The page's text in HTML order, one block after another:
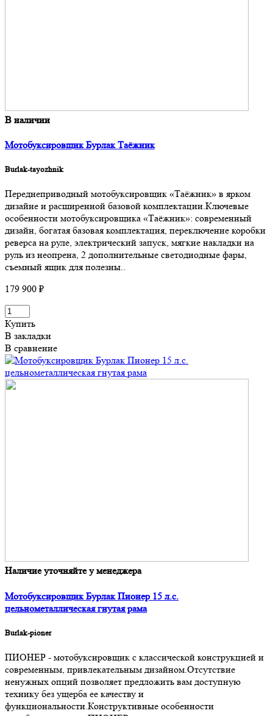
В наличии
Мотобуксировщик Бурлак Таёжник
Burlak-tayozhnik
Переднеприводный мотобуксировщик «Таёжник» в ярком
дизайне и расширенной базовой комплектации.Ключевые
особенности мотобуксировщика «Таёжник»: современный
дизайн, богатая базовая комплектация, переключение коробки
реверса на руле, электрический запуск, мягкие накладки на
руль из неопрена, 2 дополнительные светодиодные фары,
съемный ящик для полезны..
179 900 ₽
Купить
В закладки
В сравнение
Наличие уточняйте у менеджера
Мотобуксировщик Бурлак Пионер 15 л.с.
цельнометаллическая гнутая рама
Burlak-pioner
ПИОНЕР - мотобуксировщик с классической конструкцией и
современным, привлекательным дизайном.Отсутствие
ненужных опций позволяет предложить вам доступную
технику без ущерба ее качеству и
функциональности.Конструктивные особенности